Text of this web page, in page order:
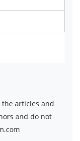
articles and
and do not